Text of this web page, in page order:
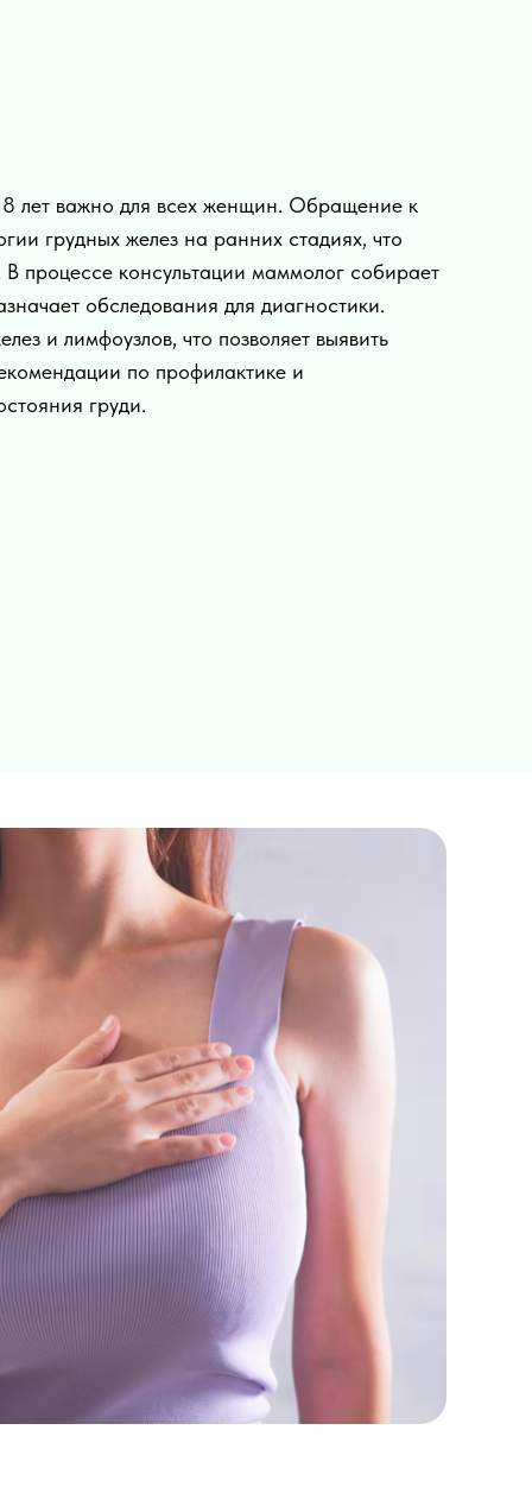
лет важно для всех женщин. Обращение к
грудных желез на ранних стадиях, что
процессе консультации маммолог собирает
обследования для диагностики.
и лимфоузлов, что позволяет выявить
по профилактике и
груди.